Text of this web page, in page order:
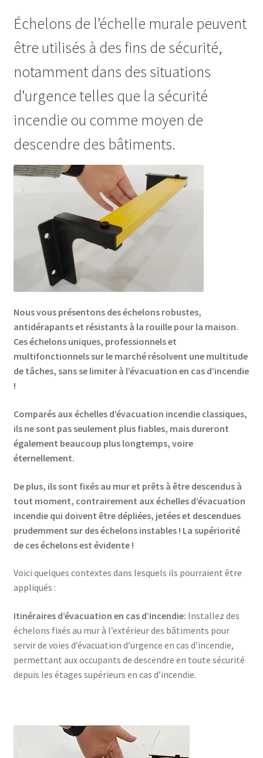
Échelons de l’échelle murale peuvent
être utilisés à des fins de sécurité,
notamment dans des situations
d’urgence telles que la sécurité
incendie ou comme moyen de
descendre des bâtiments.
Nous vous présentons des échelons robustes,
antidérapants et résistants à la rouille pour la maison.
Ces échelons uniques, professionnels et
multifonctionnels sur le marché résolvent une multitude
de tâches, sans se limiter à l’évacuation en cas d’incendie
!
Comparés aux échelles d’évacuation incendie classiques,
ils ne sont pas seulement plus fiables, mais dureront
également beaucoup plus longtemps, voire
éternellement.
De plus, ils sont fixés au mur et prêts à être descendus à
tout moment, contrairement aux échelles d’évacuation
incendie qui doivent être dépliées, jetées et descendues
prudemment sur des échelons instables ! La supériorité
de ces échelons est évidente !
Voici quelques contextes dans lesquels ils pourraient être
appliqués :
Itinéraires d’évacuation en cas d’incendie: Installez des
échelons fixés au mur à l’extérieur des bâtiments pour
servir de voies d’évacuation d’urgence en cas d’incendie,
permettant aux occupants de descendre en toute sécurité
depuis les étages supérieurs en cas d’incendie.